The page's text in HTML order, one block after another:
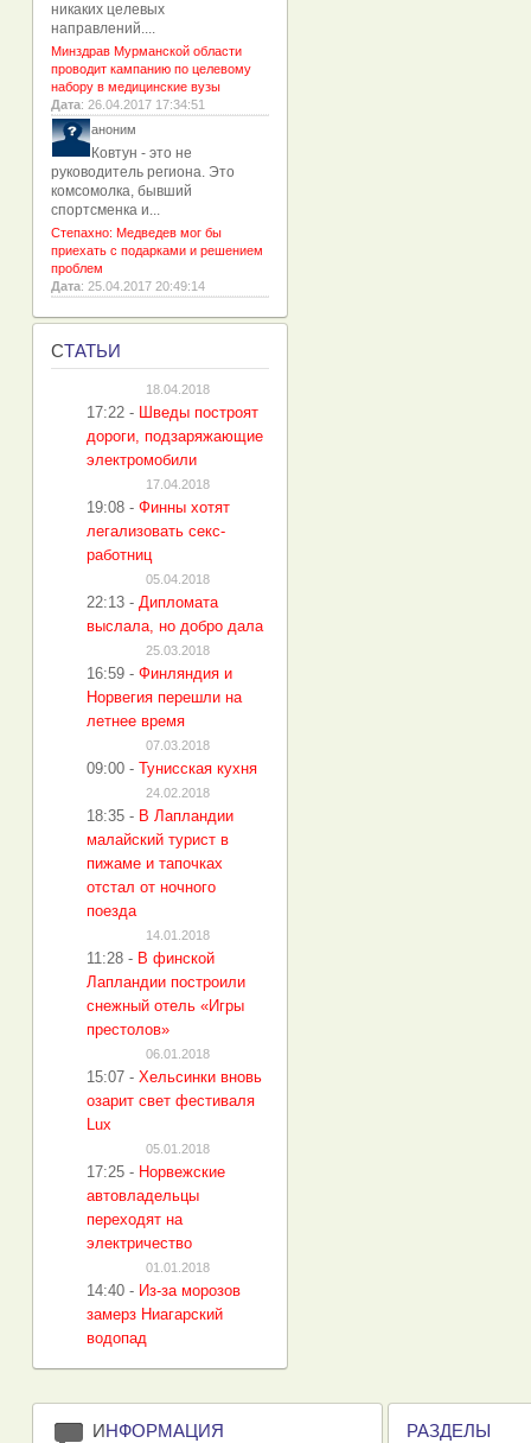
никаких целевых
направлений....
Минздрав Мурманской области
проводит кампанию по целевому
набору в медицинские вузы
Дата: 26.04.2017 17:34:51
аноним
Ковтун - это не
руководитель региона. Это
комсомолка, бывший
спортсменка и...
Степахно: Медведев мог бы
приехать с подарками и решением
проблем
Дата: 25.04.2017 20:49:14
СТАТЬИ
18.04.2018
17:22 - Шведы построят
дороги, подзаряжающие
электромобили
17.04.2018
19:08 - Финны хотят
легализовать секс-
работниц
05.04.2018
22:13 - Дипломата
выслала, но добро дала
25.03.2018
16:59 - Финляндия и
Норвегия перешли на
летнее время
07.03.2018
09:00 - Тунисская кухня
24.02.2018
18:35 - В Лапландии
малайский турист в
пижаме и тапочках
отстал от ночного
поезда
14.01.2018
11:28 - В финской
Лапландии построили
снежный отель «Игры
престолов»
06.01.2018
15:07 - Хельсинки вновь
озарит свет фестиваля
Lux
05.01.2018
17:25 - Норвежские
автовладельцы
переходят на
электричество
01.01.2018
14:40 - Из-за морозов
замерз Ниагарский
водопад
ИНФОРМАЦИЯ РАЗДЕЛЫ